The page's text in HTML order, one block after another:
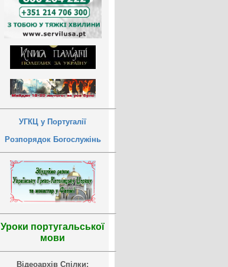
УГКЦ у Португалії
Розпорядок Богослужінь
Уроки португальської
мови
Відеоархів Спілки: